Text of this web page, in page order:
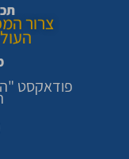
צרור
פודאקסט